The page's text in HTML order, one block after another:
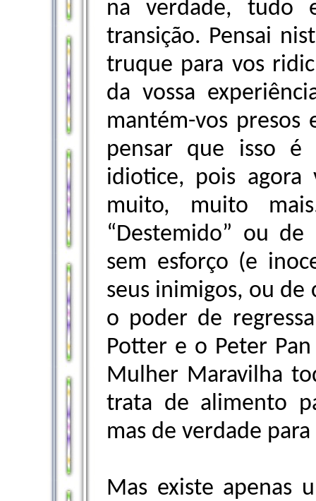
na verdade, tudo
transição. Pensai
truque para vos
da vossa
mantém-vos presos
pensar que isso é
idiotice, pois agora
muito, muito
“Destemido” ou
sem esforço (e
seus inimigos, ou
o poder de
Potter e o Peter
Mulher Maravilha
trata de alimento
mas de verdade
Mas existe apenas